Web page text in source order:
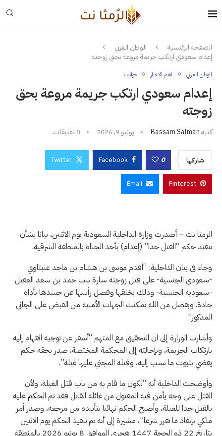
الصفحة الرئيسية
الوطن العربي
إعدام سعودي ارتكب جريمة مروعة بحق زوجته
الوطن العربي اهم الاخبار حوادث
إعدام سعودي ارتكب جريمة مروعة بحق
زوجته
كتبهBassam Salman يونيو 9, 2026 0 تعليقات
شاركها 0
Facebook
Twitter
Pinterest
Email
الرمثا نت – أصدرت وزارة الداخلية السعودية يوم الاثنين، بيانا بشأن
تنفيذ حكم “القتل حدا” (إعدام) بأحد الجناة بالمنطقة الشرقية.
وجاء في بيان الداخلية: “أقدم موسى بن هشام بن ماجد عنبتاوي
-سعودي الجنسية- على قتل زوجته سارة بنت حمد بن سعد العقيل
-سعودية الجنسية- وذلك بخنقها وفصل رأسها عن جسدها بأداة
حادة. وبفضل من الله تمكنت الجهات الأمنية من القبض على الجاني
المذكور”.
وأشارت الوزارة إلى ان التحقيق مع المتهم “أسفر عن توجيه الاتهام إليه
بارتكاب الجريمة، وبإحالته إلى المحكمة المختصة، صدر بحقه حكم
يقضي بثبوت ما نسب إليه، وقتله المجني عليها غيلة”.
وأوضحت الداخلية أنه “لكون ما قام به من باب قتل الغيلة، ولأن
القتل على وجه يأمن فيه المقتول من غائلة القاتل فقد تم الحكم عليه
بالقتل حدا للغيلة، وأصبح الحكم نهائيا بتأييده من مرجعه، وصدر أمر
ملكي بإنفاذ ما تقرر شرعا”، مشيرة إلى أنه تم تنفيذ الحكم يوم الاثنين
بتاريخ 22 ذو الحجة 1447 هجري الموافق 8 يونيو 2026 بالمنطقة